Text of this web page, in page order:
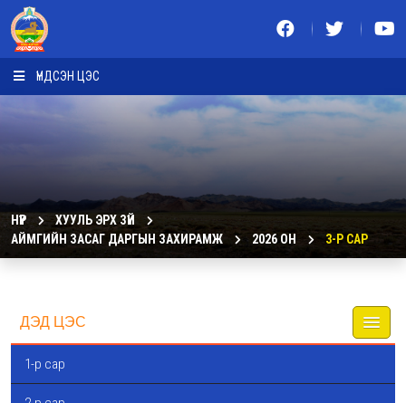
ҮНДСЭН ЦЭС
НҮҮР
ХУУЛЬ ЭРХ ЗҮЙ
АЙМГИЙН ЗАСАГ ДАРГЫН ЗАХИРАМЖ
2026 ОН 3-Р САР
ДЭД ЦЭС
1-р сар